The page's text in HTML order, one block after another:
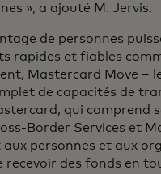
», a ajouté M. Jervis.
de personnes
rapides et fiables
Mastercard Move –
de capacités de
qui comprend
Border Services et
aux personnes et aux
recevoir des fonds en